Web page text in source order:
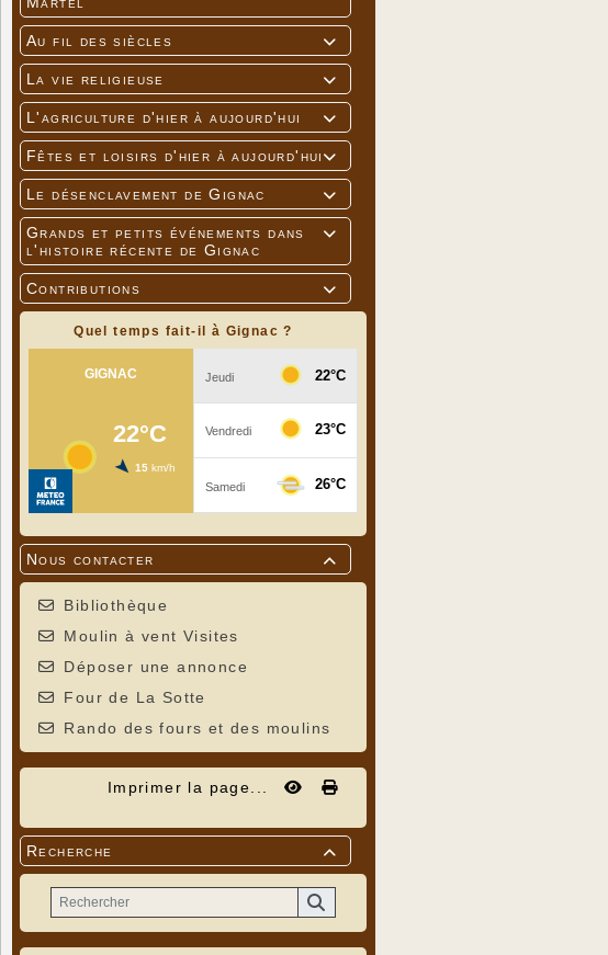

Au fil des siècles

La vie religieuse

L'agriculture d'hier à aujourd'hui

Fêtes et loisirs d'hier à aujourd'hui

Le désenclavement de Gignac

Grands et petits événements dans
l'histoire récente de Gignac

Contributions
Quel temps fait-il à Gignac ?

Nous contacter
Bibliothèque
Moulin à vent Visites
Déposer une annonce
Four de La Sotte
Rando des fours et des moulins
Imprimer la page...

Recherche